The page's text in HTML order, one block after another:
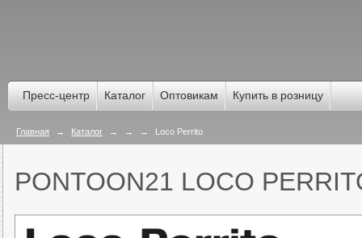
Пресс-центр Каталог Оптовикам Купить в розницу
Главная → Каталог → → → Loco Perrito
PONTOON21 LOCO